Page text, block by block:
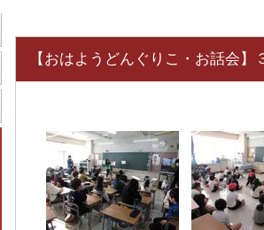
【おはようどんぐりこ・お話会】